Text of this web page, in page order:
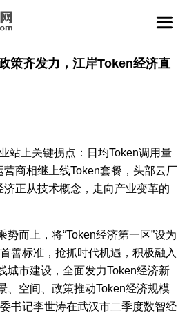
策齐发力，江岸Token经济直
站上关键拐点：日均Token调用量
商相继上线Token套餐，头部云厂
正从技术概念，走向产业变革的
势而上，将“Token经济第一区”设为
善标准，抢抓时代机遇，积极融入
城市建设，全面发力Token经济新
、空间、政策推动Token经济规模
书记李世涛在武汉市二季度数智经